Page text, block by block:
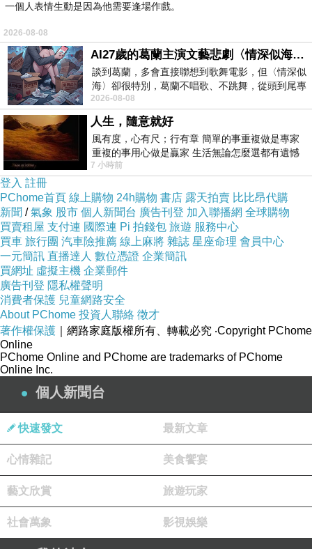
第一部奈須蘑菇老師在1.6章寫下了亞瑟王與圓桌
武士們英雄傳說"IF"可能性的特異點，1.7則是以
美索不達米亞為主寫下宏觀壯闊的神話碰撞。
第二部的2.6章則是從熟知的亞瑟王傳說跳脫到妖
精上為主軸，溫馨（惡意）瑰麗的幻想可謂奇幻
世界的美麗異聞 ，2.7章則是冒險神話的再擴
大，玩家進入到奈須蘑菇筆下更加宏大的神話冒
險與迷幻縹緲的南美宇宙異聞世界。
2.6蘑菇老師將"惡意"發揮的淋漓盡致，常見故事
裡喜愛惡作劇的妖精，沒有"人性"的他們所做的
事倒底會有多恐怖讓人看了直接倒抽一口寒氣。
2.7章，則是將"善意"發揮到極致，若恐龍沒有滅
絕會是怎樣？這個答案在南美異聞帶的劇情呈上
在玩家眼前，大滅絕下恐龍仍舊存活，還有著健
全的高知性與知識，是這個星球的完美生物體
（人類），相比原本的人類世界更加和平與和
諧，對比原本身為萬物靈長的人類反而顯得遜色
許多。
一個人表情生動是因為他需要逢場作戲。
2026-08-08
AI27歲的葛蘭主演文藝悲劇〈情深似海〉 #戀上老電影 #葛蘭 #粟子
談到葛蘭，多會直接聯想到歌舞電影，但〈情深似
海〉卻很特別，葛蘭不唱歌、不跳舞，從頭到尾專
心演戲。拍攝期間，經常工作超過12個鐘
2026-08-08
人生，隨意就好
風有度，心有尺；行有章 簡單的事重複做是專家
重複的事用心做是贏家 生活無論怎麼選都有遺憾
所以開心就好 生活不會辜負認真
7 小時前
登入 註冊
PChome首頁 線上購物 24h購物 書店 露天拍賣 比比昂代購
新聞 /氣象 股市 個人新聞台 廣告刊登 加入聯播網 全球購物
買賣租屋 支付連 國際連 Pi 拍錢包 旅遊 服務中心
買車 旅行團 汽車險推薦 線上麻將 雜誌 星座命理 會員中心
一元簡訊 直播達人 數位憑證 企業簡訊
買網址 虛擬主機 企業郵件
廣告刊登 隱私權聲明
消費者保護 兒童網路安全
About PChome 投資人聯絡 徵才
著作權保護 ｜網路家庭版權所有、轉載必究 ‧Copyright PChome
Online
PChome Online and PChome are trademarks of PChome
Online Inc.
個人新聞台
快速發文 最新文章
心情雜記 美食饗宴
藝文欣賞 旅遊玩家
社會萬象 影視娛樂